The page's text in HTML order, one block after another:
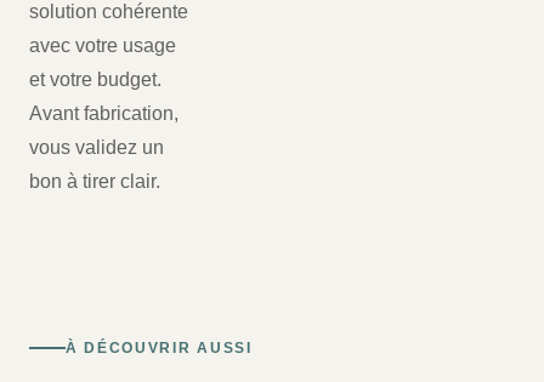
solution cohérente
avec votre usage
et votre budget.
Avant fabrication,
vous validez un
bon à tirer clair.
À DÉCOUVRIR AUSSI